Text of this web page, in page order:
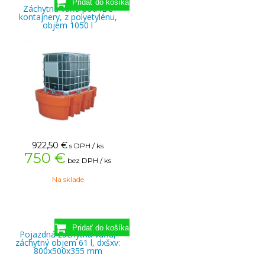
Záchytná vaňa pod IBC
kontajnery, z polyetylénu,
objem 1050 l
922,50 € s DPH / ks
750 € bez DPH / ks
Na sklade
Pojazdná záchytná vaňa,
záchytný objem 61 l, dxšxv:
800x500x355 mm